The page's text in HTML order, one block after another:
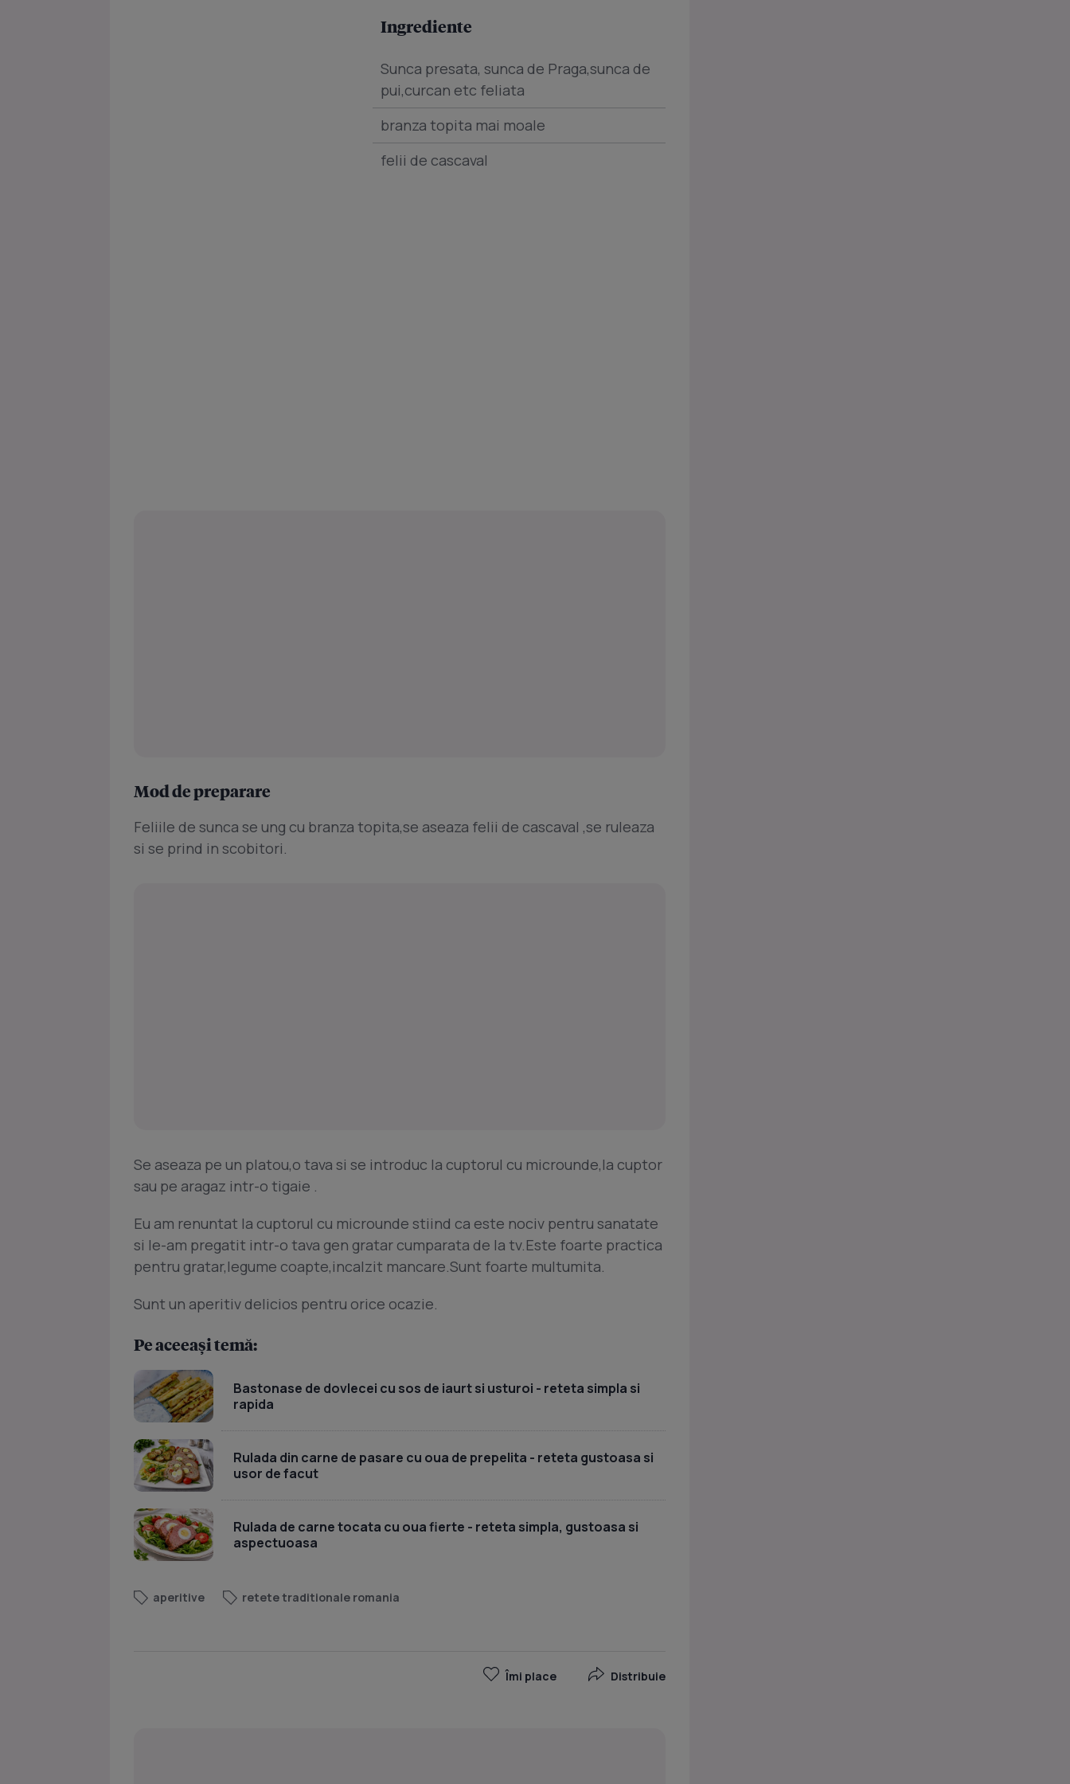
Ingrediente
Sunca presata, sunca de Praga,sunca de
pui,curcan etc feliata
branza topita mai moale
felii de cascaval
Mod de preparare
Feliile de sunca se ung cu branza topita,se aseaza felii de cascaval ,se ruleaza
si se prind in scobitori.
Se aseaza pe un platou,o tava si se introduc la cuptorul cu microunde,la cuptor
sau pe aragaz intr-o tigaie .
Eu am renuntat la cuptorul cu microunde stiind ca este nociv pentru sanatate
si le-am pregatit intr-o tava gen gratar cumparata de la tv.Este foarte practica
pentru gratar,legume coapte,incalzit mancare.Sunt foarte multumita.
Sunt un aperitiv delicios pentru orice ocazie.
Pe aceeași temă:
Bastonase de dovlecei cu sos de iaurt si usturoi - reteta simpla si
rapida
Rulada din carne de pasare cu oua de prepelita - reteta gustoasa si
usor de facut
Rulada de carne tocata cu oua fierte - reteta simpla, gustoasa si
aspectuoasa
aperitive retete traditionale romania
Îmi place Distribuie